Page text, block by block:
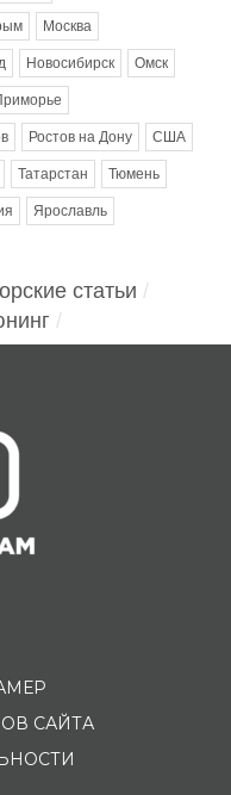
Москва
Новосибирск Омск
Ростов на Дону США
Татарстан Тюмень
Ярославль
статьи
САЙТА